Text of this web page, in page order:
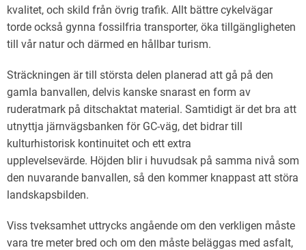
kvalitet, och skild från övrig trafik. Allt bättre cykelvägar
torde också gynna fossilfria transporter, öka tillgängligheten
till vår natur och därmed en hållbar turism.
Sträckningen är till största delen planerad att gå på den
gamla banvallen, delvis kanske snarast en form av
ruderatmark på ditschaktat material. Samtidigt är det bra att
utnyttja järnvägsbanken för GC-väg, det bidrar till
kulturhistorisk kontinuitet och ett extra
upplevelsevärde. Höjden blir i huvudsak på samma nivå som
den nuvarande banvallen, så den kommer knappast att störa
landskapsbilden.
Viss tveksamhet uttrycks angående om den verkligen måste
vara tre meter bred och om den måste beläggas med asfalt,